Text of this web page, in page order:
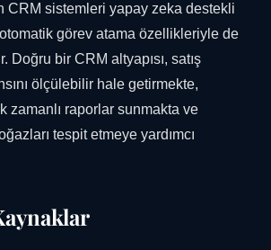
CRM sistemleri yapay zeka destekli
görev atama özellikleriyle de
Doğru bir CRM altyapısı, satış
ölçülebilir hale getirmekte,
zamanlı raporlar sunmakta ve
tespit etmeye yardımcı